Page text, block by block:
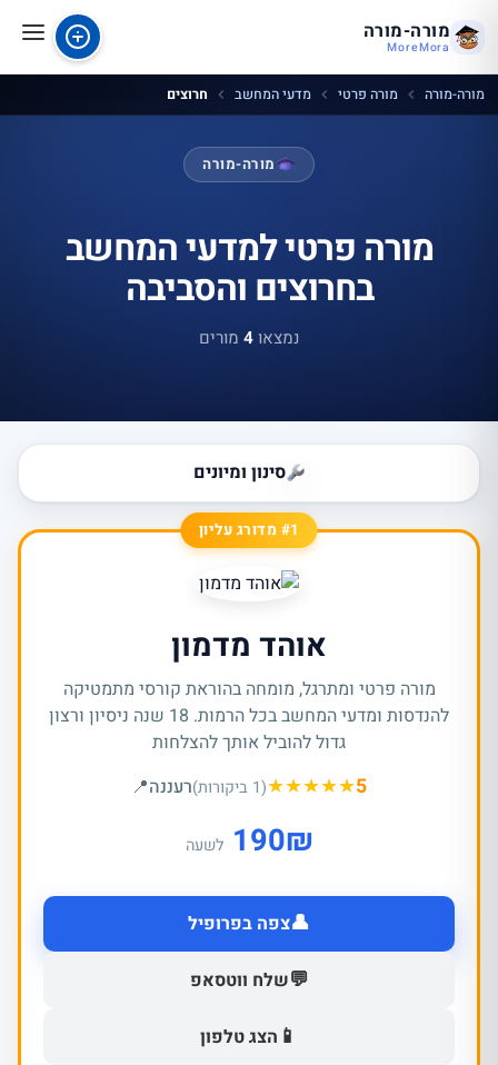
מורה-מורה
MoreMora
מורה-מורה מורה פרטי מדעי המחשב חרוצים
מורה-מורה
מורה פרטי למדעי המחשב
בחרוצים והסביבה
נמצאו4 מורים
סינון ומיונים
#1 מדורג עליון
אוהד מדמון
מורה פרטי ומתרגל, מומחה בהוראת קורסי מתמטיקה
להנדסות ומדעי המחשב בכל הרמות. 18 שנה ניסיון ורצון
גדול להוביל אותך להצלחות
(1 ביקורות)★★★★★5 רעננה📍
₪
190 לשעה
👤צפה בפרופיל
💬שלח ווטסאפ
📱 הצג טלפון